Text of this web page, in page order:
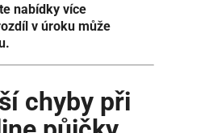
nabídky více
v úroku může
chyby při